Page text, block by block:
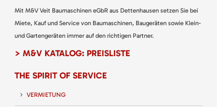
Mit M&V Veit Baumaschinen eGbR aus Dettenhausen setzen Sie bei
Miete, Kauf und Service von Baumaschinen, Baugeräten sowie Klein-
und Gartengeräten immer auf den richtigen Partner.
> M&V KATALOG: PREISLISTE
THE SPIRIT OF SERVICE
VERMIETUNG